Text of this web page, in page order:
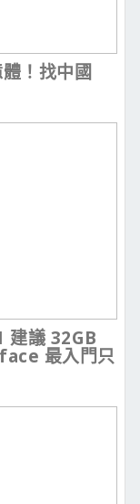
！找中國
建議 32GB
最入門只